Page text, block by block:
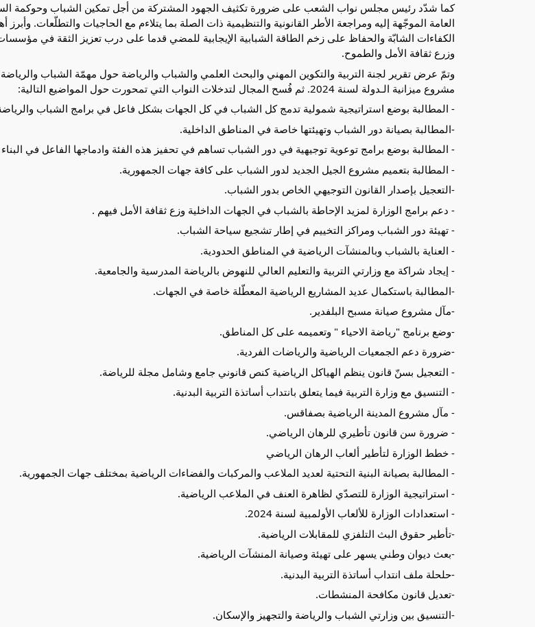
كما شدّد رئيس مجلس نواب الشعب على ضرورة تكثيف الجهود المشتركة من أجل تمكين الشباب وحوكمة
العامة الموجّهة إليه ومراجعة الأطر القانونية والتنظيمية ذات الصلة بما يتلاءم مع الحاجيات والتطلّعات. وأبرز
الكفاءات الشابّة والحفاظ على زخم الطاقة الشبابية الإيجابية للمضي قدما على درب تعزيز الثقة في
وزرع ثقافة الأمل والطموح.
وتمّ عرض تقرير لجنة التربية والتكوين المهني والبحث العلمي والشباب والرياضة حول مهمّة الشباب
مشروع ميزانية الـدولة لسنة 2024. ثم فُسح المجال لتدخلات النواب التي تمحورت حول المواضيع التالية:
- المطالبة بوضع استراتيجية شمولية تدمج كل الشباب في كل الجهات بشكل فاعل في برامج الشباب
-المطالبة بصيانة دور الشباب وتهيئتها خاصة في المناطق الداخلية.
- المطالبة بوضع برامج توعوية توجيهية في دور الشباب تساهم في تحفيز هذه الفئة وادماجها الفاعل في البناء
- المطالبة بتعميم مشروع الجيل الجديد لدور الشباب على كافة جهات الجمهورية.
-التعجيل بإصدار القانون التوجيهي الخاص بدور الشباب.
- دعم برامج الوزارة لمزيد الإحاطة بالشباب في الجهات الداخلية وزع ثقافة الأمل فيهم .
- تهيئة دور الشباب ومراكز التخييم في إطار تشجيع سياحة الشباب.
- العناية بالشباب وبالمنشآت الرياضية في المناطق الحدودية.
- إيجاد شراكة مع وزارتي التربية والتعليم العالي للنهوض بالرياضة المدرسية والجامعية.
-المطالبة باستكمال عديد المشاريع الرياضية المعطّلة خاصة في الجهات.
-مآل مشروع صيانة مسبح البلفدير.
-وضع برنامج "رياضة الاحياء " وتعميمه على كل المناطق.
-ضرورة دعم الجمعيات الرياضية والرياضات الفردية.
- التعجيل بسنّ قانون ينظم الهياكل الرياضية كنص قانوني جامع وشامل مجلة للرياضة.
- التنسيق مع وزارة التربية فيما يتعلق بانتداب أساتذة التربية البدنية.
- مآل مشروع المدينة الرياضية بصفاقس.
- ضرورة سن قانون تأطيري للرهان الرياضي.
- خطط الوزارة لتأطير ألعاب الرهان الرياضي
- المطالبة بصيانة البنية التحتية لعديد الملاعب والمركبات والفضاءات الرياضية بمختلف جهات الجمهورية.
- استراتيجية الوزارة للتصدّي لظاهرة العنف في الملاعب الرياضية.
- استعدادات الوزارة للألعاب الأولمبية لسنة 2024.
-تأطير حقوق البث التلفزي للمقابلات الرياضية.
-بعث ديوان وطني يسهر على تهيئة وصيانة المنشآت الرياضية.
-حلحلة ملف انتداب أساتذة التربية البدنية.
-تعديل قانون مكافحة المنشطات.
-التنسيق بين وزارتي الشباب والرياضة والتجهيز والإسكان.